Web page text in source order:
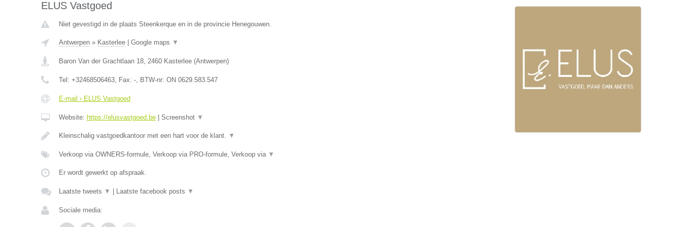
ELUS Vastgoed
Niet gevestigd in de plaats Steenkerque en in de provincie Henegouwen.
Antwerpen» Kasterlee| Google maps ▼
Baron Van der Grachtlaan 18, 2460 Kasterlee(Antwerpen)
Tel: +32468506463, Fax: -, BTW-nr: ON 0629.583.547
E-mail › ELUS Vastgoed
Website: https://elusvastgoed.be| Screenshot ▼
Kleinschalig vastgoedkantoor met een hart voor de klant. ▼
Verkoop via OWNERS-formule, Verkoop via PRO-formule, Verkoop via ▼
Er wordt gewerkt op afspraak.
Laatste tweets ▼ Laatste facebook posts ▼
Sociale media: